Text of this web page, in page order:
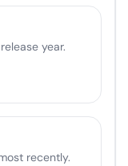
year.
recently.